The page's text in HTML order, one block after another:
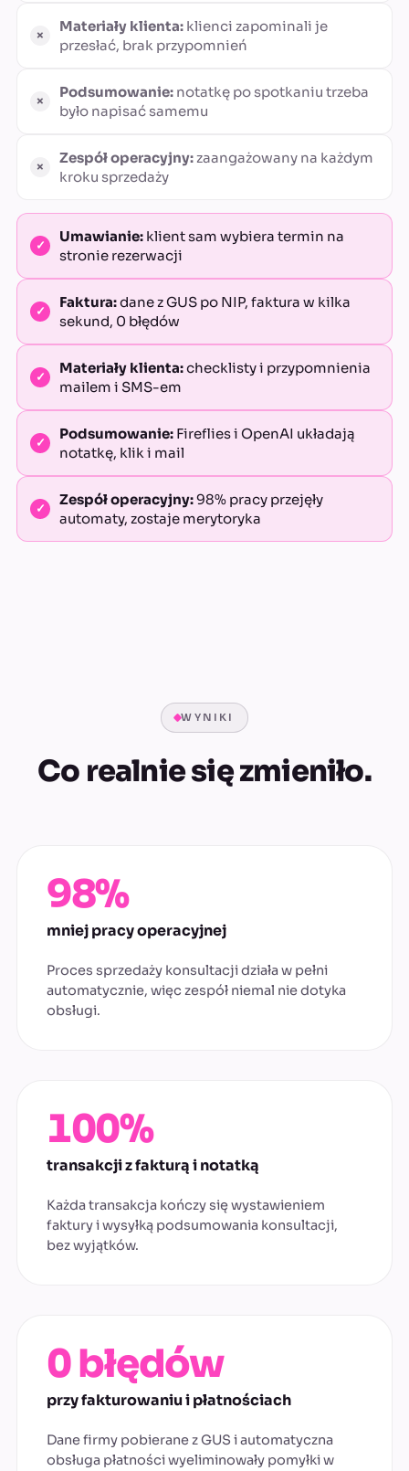
Materiały klienta: klienci zapominali je
przesłać, brak przypomnień
Podsumowanie: notatkę po spotkaniu trzeba
było napisać samemu
Zespół operacyjny:zaangażowany na każdym
kroku sprzedaży
Umawianie: klient sam wybiera termin na
stronie rezerwacji
Faktura:dane z GUS po NIP, faktura w kilka
sekund, 0 błędów
Materiały klienta:checklisty i przypomnienia
mailem i SMS-em
Podsumowanie: Fireflies i OpenAI układają
notatkę, klik i mail
Zespół operacyjny:98% pracy przejęły
automaty, zostaje merytoryka
WYNIKI
Co realnie się zmieniło.
98%
mniej pracy operacyjnej
Proces sprzedaży konsultacji działa w pełni
automatycznie, więc zespół niemal nie dotyka
obsługi.
100%
transakcji z fakturą i notatką
Każda transakcja kończy się wystawieniem
faktury i wysyłką podsumowania konsultacji,
bez wyjątków.
0 błędów
przy fakturowaniu i płatnościach
Dane firmy pobierane z GUS i automatyczna
obsługa płatności wyeliminowały pomyłki w